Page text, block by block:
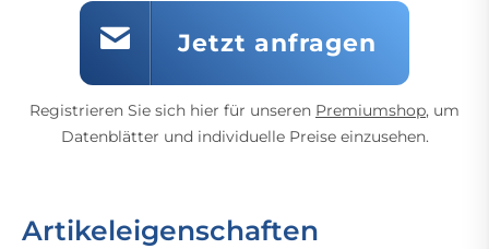
Jetzt anfragen
Registrieren Sie sich hier für unseren Premiumshop, um
Datenblätter und individuelle Preise einzusehen.
Artikeleigenschaften